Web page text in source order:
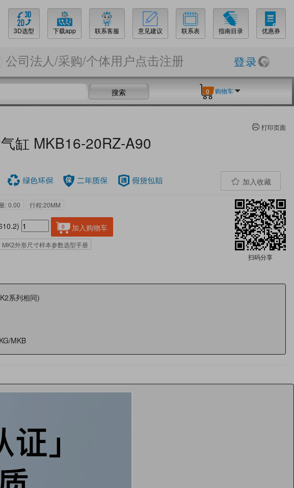
3D选型
下载app 联系客服 意见建议 联系表 指南目录 优惠券
公司法人/采购/个体用户点击注册
搜索 0 购物车
打印页面
缸 MKB16-20RZ-A90
加入收藏
: 0.00 行程:20MM
扫码分享
0 加入购物车
外形尺寸样本参数选型手册
系列相同)
MKB